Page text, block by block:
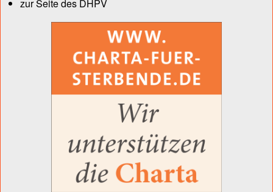
zur Seite des DHPV